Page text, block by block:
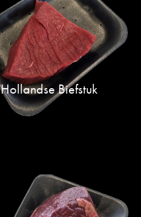
Hollandse Biefstuk